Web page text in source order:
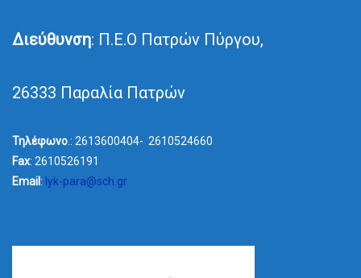
Διεύθυνση: Π.Ε.Ο Πατρών Πύργου,
26333 Παραλία Πατρών
Τηλέφωνο.: 2613600404- 2610524660
Fax: 2610526191
Email: lyk-para@sch.gr